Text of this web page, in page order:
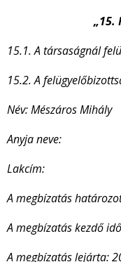
„15.
15.1. A társaságnál
15.2. A
Név: Mészáros Mihály
Anyja neve:
Lakcím:
A megbízatás
A megbízatás kezdő
A megbízatás lejárta: